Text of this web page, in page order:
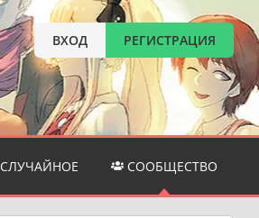
ВХОД РЕГИСТРАЦИЯ
СЛУЧАЙНОЕ СООБЩЕСТВО